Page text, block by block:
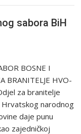
sabora BiH
BOSNE I
BRANITELJE HVO-
za branitelje
narodnog
daje punu
zajedničkoj